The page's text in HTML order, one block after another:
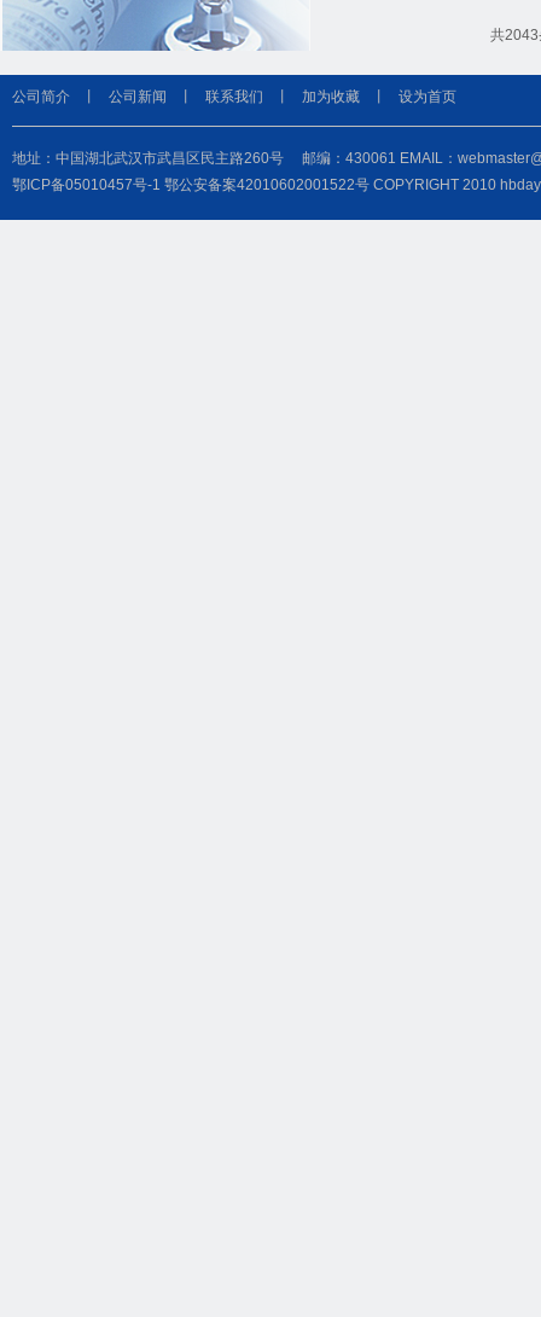
共
公司简介 公司新闻 联系我们 加为收藏 设为首页
地址：中国湖北武汉市武昌区民主路260号 邮编：430061 EMAIL：
鄂ICP备05010457号-1 鄂公安备案42010602001522号 COPYRIGHT 2010